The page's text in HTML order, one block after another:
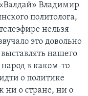
Владимир
политолога,
нельзя
это довольно
нашего
в каком-то
о политике
ни о стране, ни о